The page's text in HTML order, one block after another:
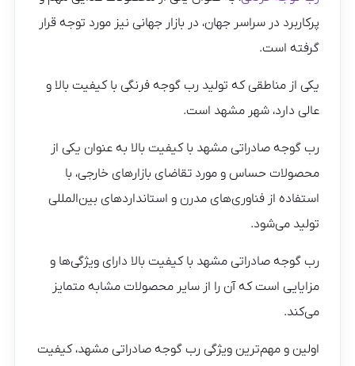
پرکاربرد در سراسر جهان، در بازار جهانی نیز مورد توجه قرار
گرفته است.
یکی از مناطقی که تولید رب گوجه فرنگی با کیفیت بالا و
عالی دارد، شهر مشهد است.
رب گوجه صادراتی مشهد با کیفیت بالا به عنوان یکی از
محصولات حساس و مورد تقاضای بازارهای خارجی، با
استفاده از فناوری‌های مدرن و استانداردهای بین‌المللی
تولید می‌شود.
رب گوجه صادراتی مشهد با کیفیت بالا دارای ویژگی‌ها و
مزایایی است که آن را از سایر محصولات مشابه متمایز
می‌کند.
اولین و مهم‌ترین ویژگی رب گوجه صادراتی مشهد، کیفیت